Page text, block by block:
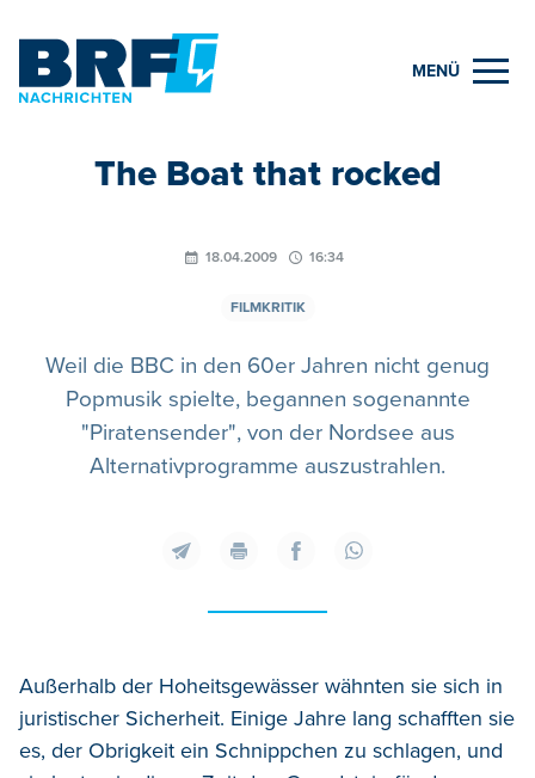
MENÜ
The Boat that rocked
18.04.2009 16:34
FILMKRITIK
Weil die BBC in den 60er Jahren nicht genug
Popmusik spielte, begannen sogenannte
"Piratensender", von der Nordsee aus
Alternativprogramme auszustrahlen.
Außerhalb der Hoheitsgewässer wähnten sie sich in
juristischer Sicherheit. Einige Jahre lang schafften sie
es, der Obrigkeit ein Schnippchen zu schlagen, und